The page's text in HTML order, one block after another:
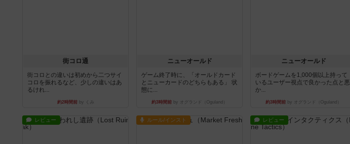
街コロ通
街コロとの違いは初めから二つサイ
コロを振れるなど、少しの違いはあ
るけれ...
約2時間前by くみ
ニューオールド
ゲーム終了時に、「オールドカード
とニューカードのどちらもある」 状
態に...
約3時間前 by オグランド（Oguland）
ニューオールド
ボードゲームを1,000個以上持って
いるユーザー視点で良かった点と悪
か...
約3時間前 by オグランド（Oguland）
レビュー ルール/インスト レビュー